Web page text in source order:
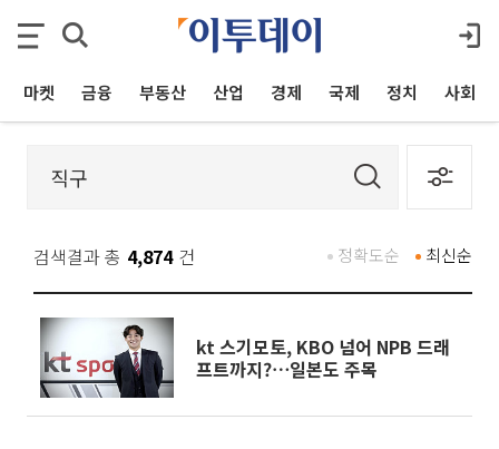
마켓 금융 부동산 산업 경제 국제 정치 사회
검색결과 총 4,874 건 최신순
정확도순
kt 스기모토, KBO 넘어 NPB 드래
프트까지?⋯일본도 주목